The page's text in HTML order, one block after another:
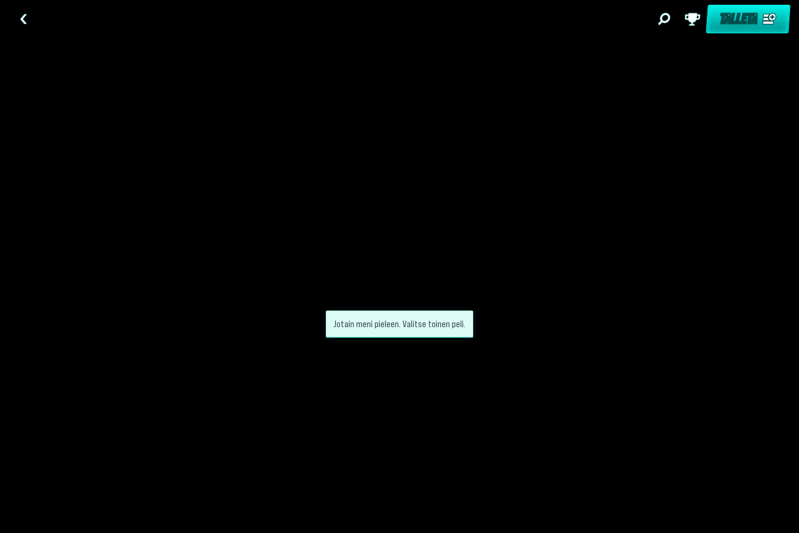
TALLETA
Jotain meni pieleen. Valitse toinen peli.